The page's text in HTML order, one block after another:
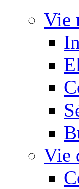
Vie
Vie